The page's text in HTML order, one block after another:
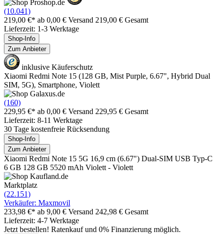
(10.041)
219,00 €* ab 0,00 € Versand 219,00 € Gesamt
Lieferzeit: 1-3 Werktage
Shop-Info
Zum Anbieter
inklusive Käuferschutz
Xiaomi Redmi Note 15 (128 GB, Mist Purple, 6.67", Hybrid Dual
SIM, 5G), Smartphone, Violett
(160)
229,95 €* ab 0,00 € Versand 229,95 € Gesamt
Lieferzeit: 8-11 Werktage
30 Tage kostenfreie Rücksendung
Shop-Info
Zum Anbieter
Xiaomi Redmi Note 15 5G 16,9 cm (6.67") Dual-SIM USB Typ-C
6 GB 128 GB 5520 mAh Violett - Violett
Marktplatz
(22.151)
Verkäufer: Maxmovil
233,98 €* ab 9,00 € Versand 242,98 € Gesamt
Lieferzeit: 4-7 Werktage
Jetzt bestellen! Ratenkauf und 0% Finanzierung möglich.